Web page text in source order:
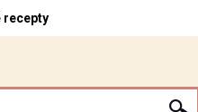
recepty